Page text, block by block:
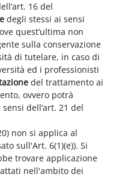
16 del
degli stessi ai sensi
quest’ultima non
sulla conservazione
di tutelare, in caso di
ed i professionisti
del trattamento ai
ovvero potrà
dell’art. 21 del
non si applica al
sull'Art. 6(1)(e)). Si
trovare applicazione
nell'ambito dei